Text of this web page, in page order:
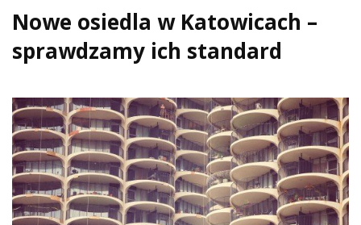
Nowe osiedla w Katowicach –
sprawdzamy ich standard